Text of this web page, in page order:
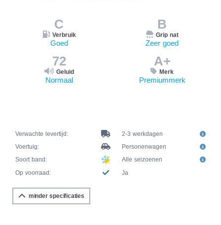
C
Verbruik
Goed
B
Grip nat
Zeer goed
72
Geluid
Normaal
A+
Merk
Premiummerk
Verwachte levertijd:
2-3 werkdagen
Voertuig:
Personenwagen
Soort band:
Alle seizoenen
Op voorraad:
Ja
minder specificaties